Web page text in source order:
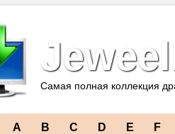
Самая полная коллекция
A B C D E F